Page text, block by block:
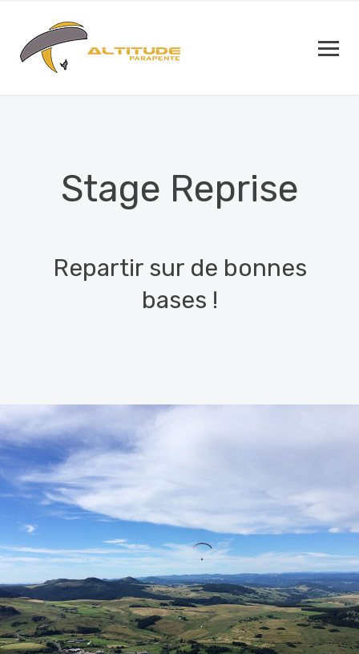
Stage Reprise
Repartir sur de bonnes
bases !